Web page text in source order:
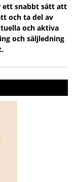
ett snabbt sätt att
och ta del av
och aktiva
och säljledning